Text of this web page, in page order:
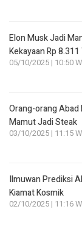
Elon Musk Jadi
Kekayaan Rp
05/10/2025 | 10:50
Orang-orang Abad
Mamut Jadi Steak
03/10/2025 | 11:15
Ilmuwan Prediksi
Kiamat Kosmik
02/10/2025 | 11:16